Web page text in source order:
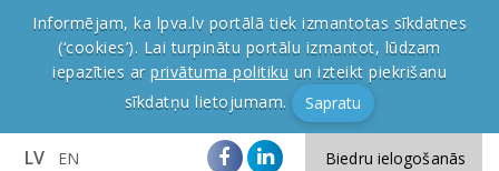
Informējam, ka lpva.lv portālā tiek izmantotas sīkdatnes
(‘cookies’). Lai turpinātu portālu izmantot, lūdzam
iepazīties ar privātuma politiku un izteikt piekrišanu
sīkdatņu lietojumam.
Sapratu
LV EN Biedru ielogošanās